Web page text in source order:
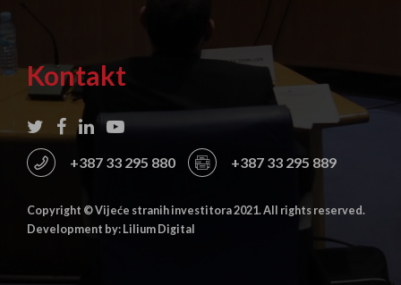
Kontakt
+387 33 295 880 +387 33 295 889
Copyright © Vijeće stranih investitora 2021. All rights reserved.
Development by: Lilium Digital